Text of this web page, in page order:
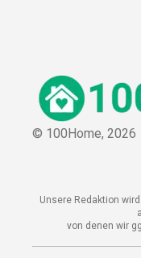
© 100Home, 2026
Unsere Redaktion
von denen wir